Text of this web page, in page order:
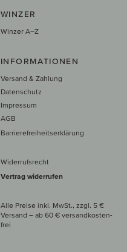
WINZER
Winzer A–Z
INFORMATIONEN
Versand & Zahlung
Datenschutz
Impressum
AGB
Barrierefreiheitserklärung
Widerrufsrecht
Vertrag widerrufen
Alle Preise inkl. MwSt., zzgl. 5 €
Versand – ab 60 € versand­kosten­
frei